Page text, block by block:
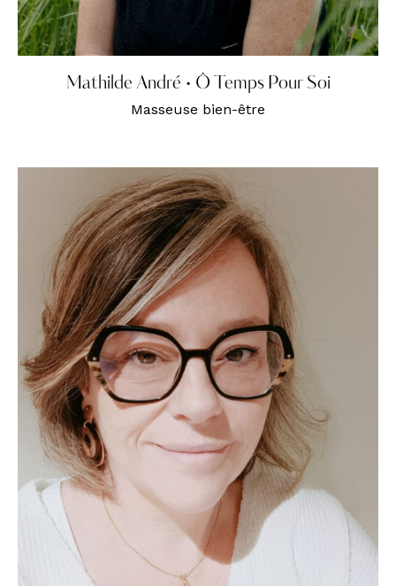
Mathilde André • Ô Temps Pour Soi
Masseuse bien-être